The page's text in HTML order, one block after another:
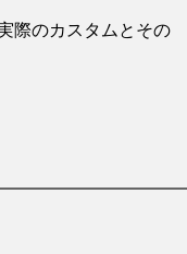
際のカスタムとその